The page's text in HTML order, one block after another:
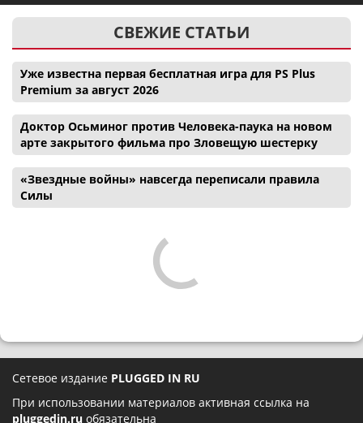
СВЕЖИЕ СТАТЬИ
Уже известна первая бесплатная игра для PS Plus
Premium за август 2026
Доктор Осьминог против Человека-паука на новом
арте закрытого фильма про Зловещую шестерку
«Звездные войны» навсегда переписали правила
Силы
Сетевое издание PLUGGED IN RU
При использовании материалов активная ссылка на
pluggedin.ru обязательна